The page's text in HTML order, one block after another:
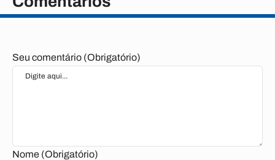
Seu comentário (Obrigatório)
Nome (Obrigatório)